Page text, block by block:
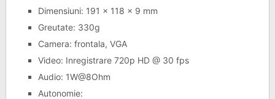
Dimensiuni: 191 x 118 x 9 mm
Greutate: 330g
Camera: frontala, VGA
Video: Inregistrare 720p HD @ 30 fps
Audio: 1W@8Ohm
Autonomie: